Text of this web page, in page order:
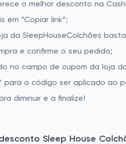
o melhor desconto na
em “Copiar link”;
da SleepHouseColchões
e confirme o seu pedido;
no campo de cupom da loja
para o código ser aplicado ao
diminuir e a finalize!
Sleep House